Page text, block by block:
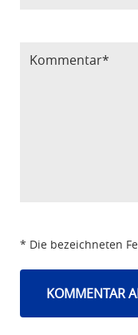
* Die bezeichneten